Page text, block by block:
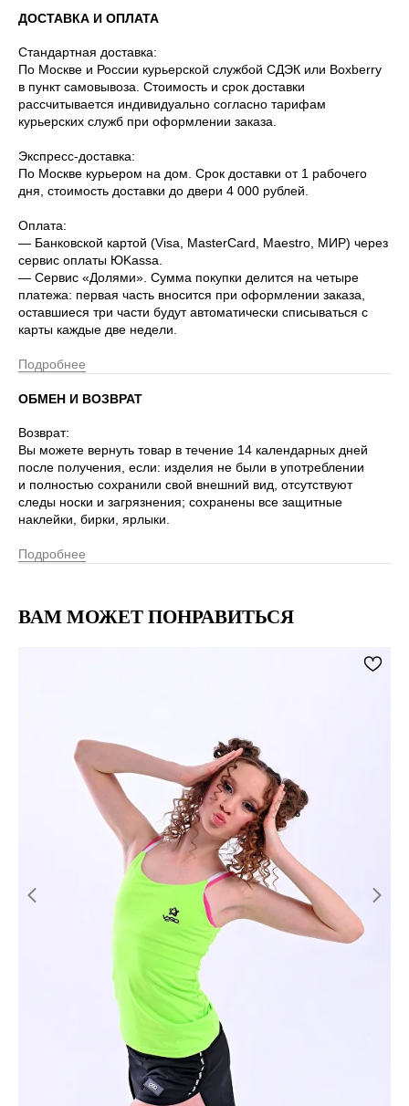
ДОСТАВКА И ОПЛАТА
Стандартная доставка:
По Москве и России курьерской службой СДЭК или Boxberry
в пункт самовывоза. Стоимость и срок доставки
рассчитывается индивидуально согласно тарифам
курьерских служб при оформлении заказа.
Экспресс-доставка:
По Москве курьером на дом. Срок доставки от 1 рабочего
дня, стоимость доставки до двери 4 000 рублей.
Оплата:
— Банковской картой (Visa, MasterCard, Maestro, МИР) через
сервис оплаты ЮKassa.
— Сервис «Долями». Сумма покупки делится на четыре
платежа: первая часть вносится при оформлении заказа,
оставшиеся три части будут автоматически списываться с
карты каждые две недели.
Подробнее
ОБМЕН И ВОЗВРАТ
Возврат:
Вы можете вернуть товар в течение 14 календарных дней
после получения, если: изделия не были в употреблении
и полностью сохранили свой внешний вид, отсутствуют
следы носки и загрязнения; сохранены все защитные
наклейки, бирки, ярлыки.
Подробнее
ВАМ МОЖЕТ ПОНРАВИТЬСЯ